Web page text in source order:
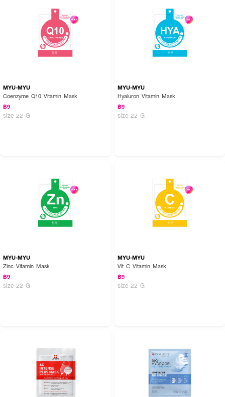
How To Use :
ใช้หลังล้างหน้า วางแผ่นมาส์กแนบลงผิว ทิ้งไว้ 15-20 นาที ดึงมาส์กออก นวดให้
เนื้อมาส์กซึม โดยไม่ต้องล้างออก
MYU-MYU
Coenzyme Q10 Vitamin Mask
฿9
size 22 G
MYU-MYU
Hyaluron Vitamin Mask
฿9
size 22 G
MYU-MYU
Zinc Vitamin Mask
฿9
size 22 G
MYU-MYU
Vit C Vitamin Mask
฿9
size 22 G